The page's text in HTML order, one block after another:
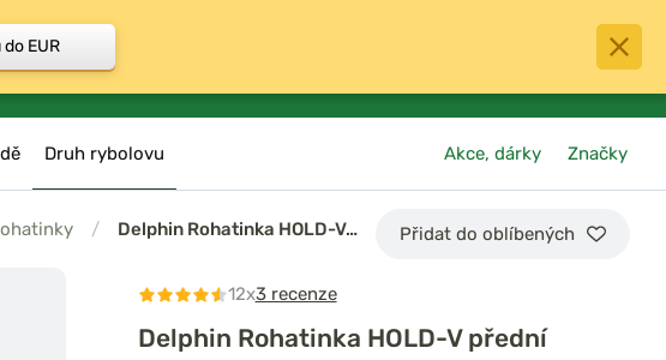
0
košík
Druh rybolovu Akce, dárky Značky
/ Delphin Rohatinka HOLD-V… Přidat do oblíbených
12x3 recenze
Delphin Rohatinka HOLD-V přední
EUR